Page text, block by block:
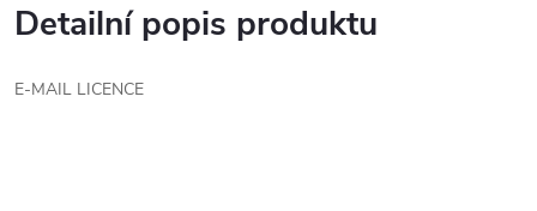
Detailní popis produktu
E-MAIL LICENCE